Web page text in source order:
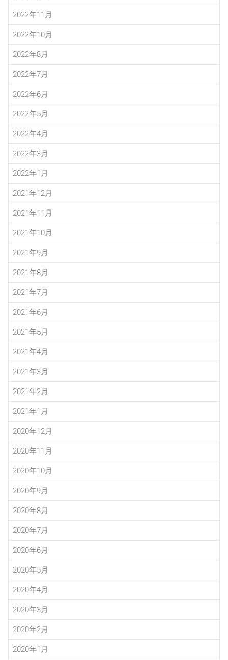
2022年11月
2022年10月
2022年8月
2022年7月
2022年6月
2022年5月
2022年4月
2022年3月
2022年1月
2021年12月
2021年11月
2021年10月
2021年9月
2021年8月
2021年7月
2021年6月
2021年5月
2021年4月
2021年3月
2021年2月
2021年1月
2020年12月
2020年11月
2020年10月
2020年9月
2020年8月
2020年7月
2020年6月
2020年5月
2020年4月
2020年3月
2020年2月
2020年1月